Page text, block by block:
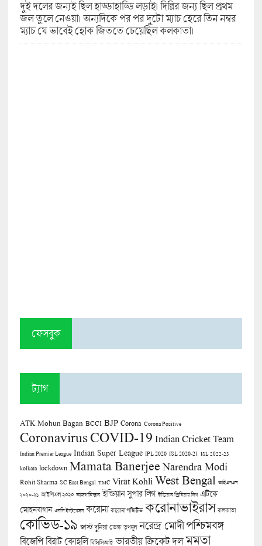
দুই দলের জন্যই ছিল হাড্ডাহাড্ডি লড়াই। দিল্লির জন্য ছিল প্রথম
জল তুলে নেওয়া। অন্যদিকে পর পর দুটো ম্যাচ হেরে তিন নম্বর
ম্যাচ যে ভাবেই হোক জিততে চেয়েছিল কলকাতা।
ফেসবুক
ট্যাগ
ATK Mohun Bagan BCCI BJP Corona Corona Positive
CoronavirusCOVID-19 Indian Cricket Team
Indian Premier League Indian Super League IPL 2020 ISL 2020-21 ISL 2022-23
kolkata lockdown Mamata Banerjee Narendra Modi
Rohit Sharma SC East Bengal TMC Virat Kohli West Bengal আইএসএল
২০২০-২১ আইপিএল ২০২০ আফগানিস্তান ইন্ডিয়ান সুপার লিগ ইন্ডিয়ান প্রিমিয়ার লিগ এটিকে
মোহনবাগান এসসি ইস্টবেঙ্গল করোনা করোনা পজিটিভ করোনাভাইরাস কলকাতা
কোভিড-১৯ জাস্ট দুনিয়া ডেস্ক তৃণমূল নরেন্দ্র মোদী পশ্চিমবঙ্গ
বিজেপি বিরাট কোহলি বিসিসিআই ভারতীয় ক্রিকেট দল মমতা